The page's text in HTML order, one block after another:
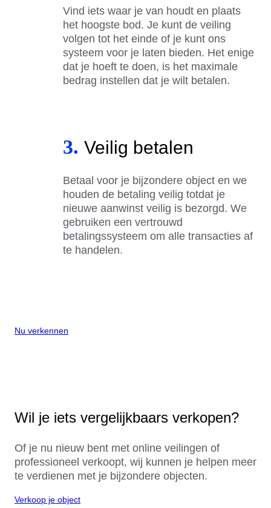
Vind iets waar je van houdt en plaats
het hoogste bod. Je kunt de veiling
volgen tot het einde of je kunt ons
systeem voor je laten bieden. Het enige
dat je hoeft te doen, is het maximale
bedrag instellen dat je wilt betalen.
3. Veilig betalen
Betaal voor je bijzondere object en we
houden de betaling veilig totdat je
nieuwe aanwinst veilig is bezorgd. We
gebruiken een vertrouwd
betalingssysteem om alle transacties af
te handelen.
Nu verkennen
Wil je iets vergelijkbaars verkopen?
Of je nu nieuw bent met online veilingen of
professioneel verkoopt, wij kunnen je helpen meer
te verdienen met je bijzondere objecten.
Verkoop je object